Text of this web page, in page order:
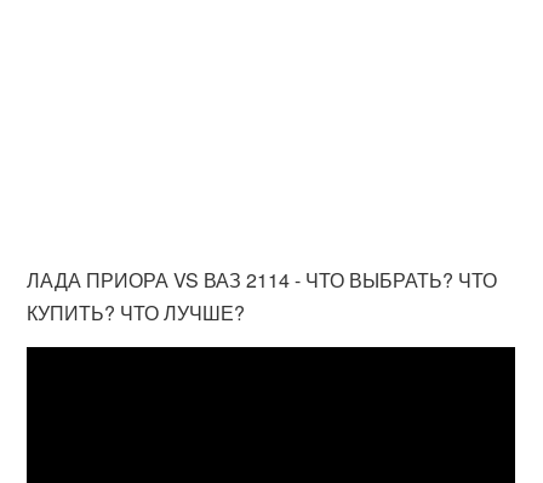
ЛАДА ПРИОРА VS ВАЗ 2114 - ЧТО ВЫБРАТЬ? ЧТО
КУПИТЬ? ЧТО ЛУЧШЕ?